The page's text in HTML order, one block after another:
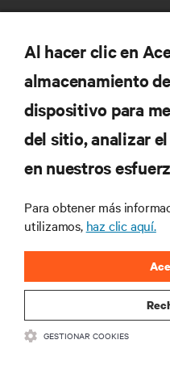
SOPORTE
CORPORATIVO
CONECTA CON NOSOTROS
Al hacer clic en
almacenamiento
dispositivo para
del sitio, analizar
en nuestros
Para obtener más
utilizamos, haz clic aquí.
GESTIONAR COOKIES